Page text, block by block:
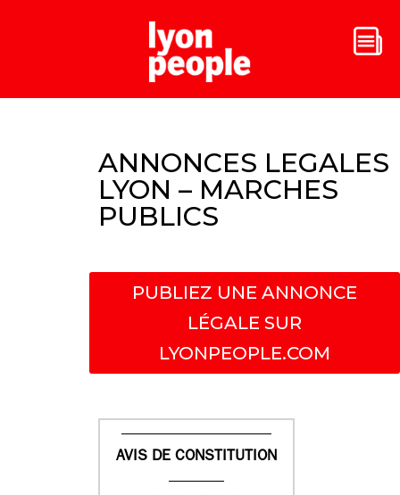
ANNONCES LEGALES
LYON – MARCHES
PUBLICS
PUBLIEZ UNE ANNONCE
LÉGALE SUR
LYONPEOPLE.COM
AVIS DE CONSTITUTION